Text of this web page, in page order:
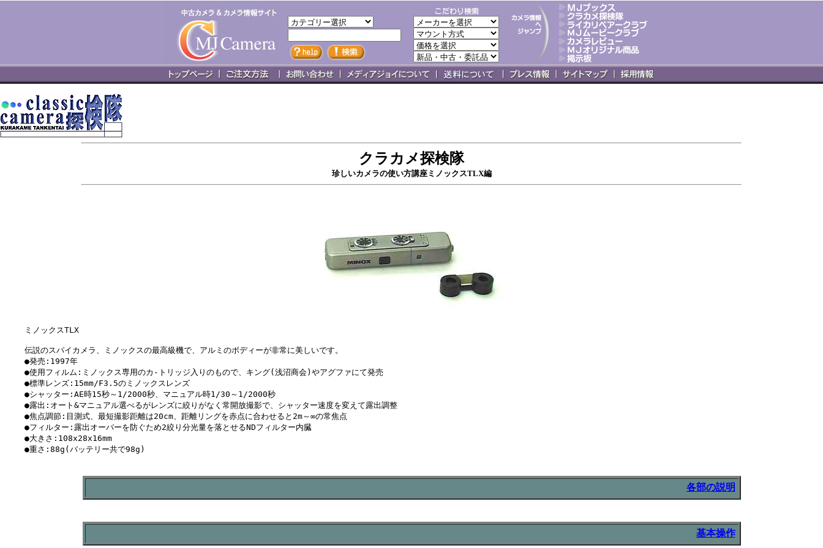
クラカメ探検隊
珍しいカメラの使い方講座ミノックスTLX編
ミノックスTLX
伝説のスパイカメラ、ミノックスの最高級機で、アルミのボディーが非常に美しいです。
●発売:1997年
●使用フィルム:ミノックス専用のカ-トリッジ入りのもので、キング(浅沼商会)やアグファにて発売
●標準レンズ:15mm/F3.5のミノックスレンズ
●シャッター:AE時15秒～1/2000秒、マニュアル時1/30～1/2000秒
●露出:オート&マニュアル選べるがレンズに絞りがなく常開放撮影で、シャッター速度を変えて露出調整
●焦点調節:目測式、最短撮影距離は20cm、距離リングを赤点に合わせると2m～∞の常焦点
●フィルター:露出オーバーを防ぐため2絞り分光量を落とせるNDフィルター内臓
●大きさ:108x28x16mm
●重さ:88g(バッテリー共で98g)
各部の説明
基本操作